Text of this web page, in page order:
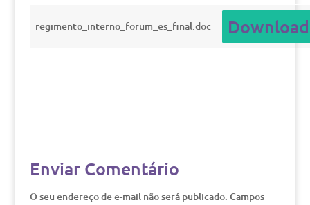
regimento_interno_forum_es_final.doc Download
Enviar Comentário
O seu endereço de e-mail não será publicado. Campos